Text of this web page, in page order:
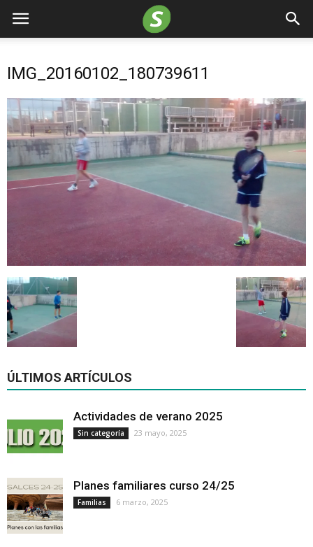
IMG_20160102_180739611
ÚLTIMOS ARTÍCULOS
Actividades de verano 2025
Sin categoría 23 mayo, 2025
Planes familiares curso 24/25
Familias 6 marzo, 2025